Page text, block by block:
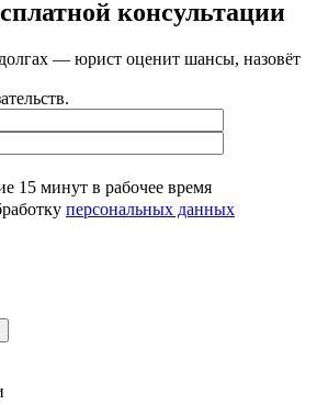
консультации
— юрист оценит шансы, назовёт
15 минут в рабочее время
персональных данных